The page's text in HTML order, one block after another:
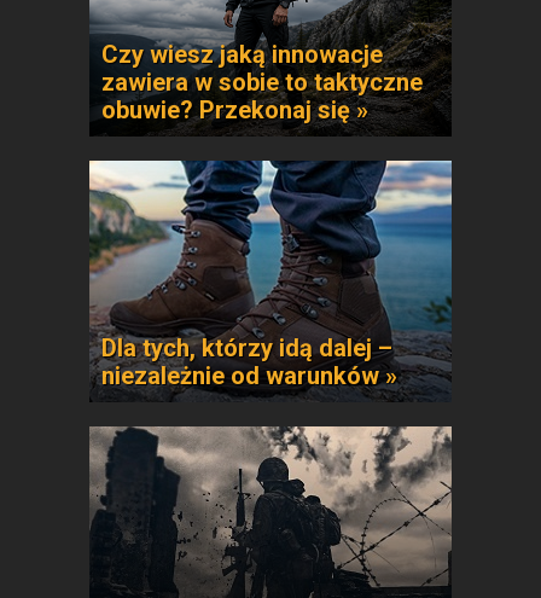
Czy wiesz jaką innowacje
zawiera w sobie to taktyczne
obuwie? Przekonaj się »
Dla tych, którzy idą dalej –
niezależnie od warunków »